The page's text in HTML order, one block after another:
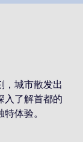
，城市散发出
入了解首都的
体验。